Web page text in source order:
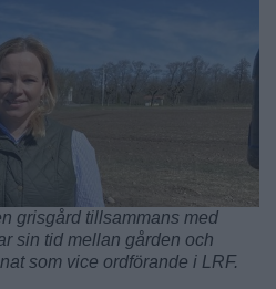
grisgård tillsammans med
sin tid mellan gården och
som vice ordförande i LRF.